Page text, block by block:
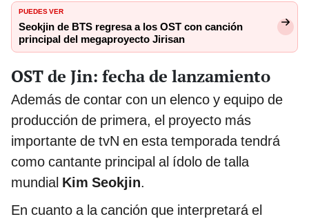
PUEDES VER
Seokjin de BTS regresa a los OST con canción
principal del megaproyecto Jirisan
OST de Jin: fecha de lanzamiento
Además de contar con un elenco y equipo de
producción de primera, el proyecto más
importante de tvN en esta temporada tendrá
como cantante principal al ídolo de talla
mundial Kim Seokjin.
En cuanto a la canción que interpretará el